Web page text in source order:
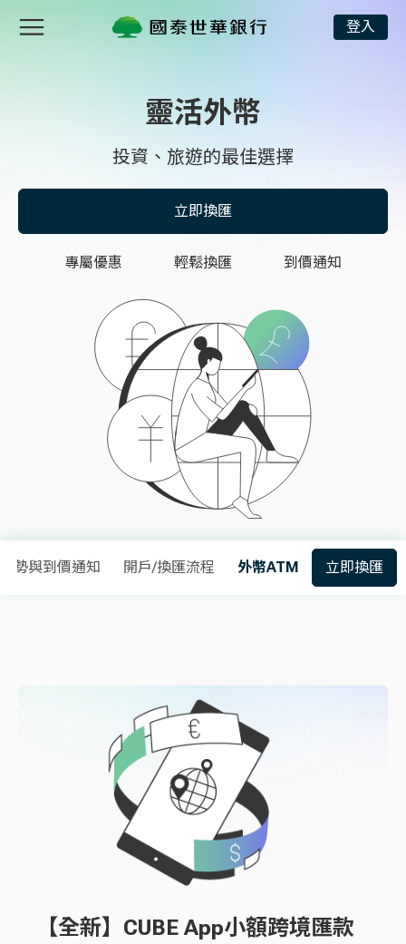
登入
靈活外幣
投資、旅遊的最佳選擇
立即換匯
專屬優惠 輕鬆換匯 到價通知
勢與到價通知 開戶/換匯流程 外幣ATM 立即換匯
【全新】CUBE App小額跨境匯款